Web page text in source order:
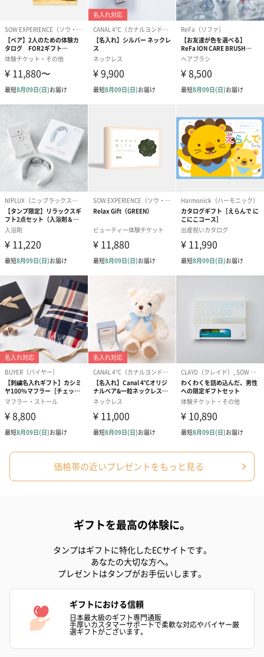
アールグレイ（HAPPY
（660円）
アールグレイティー
（660円）
フルーツティ
円）
スイーツ
スイーツを同梱してお届けいたします。ギフトへの＋αにおすすめ
です。
ゼリーバウム カット
（レモン＆紅茶）（432
円）
麦わらパンダバウム
（バナナ味）（540円）
3層デザート
ェ〜国産フル
り〜 3号（864
スキンケアグッズ
スキンケアグッズを同梱してお届けします。
ハンドクリーム3本セッ
ト【ありがとう】
（1,100円）
シャワージェル＆ハン
ドクリーム（ピンクグ
レープフルーツ）
シャワージェ
ドクリーム（
ッシュローズ
リラックスグッズを同梱してお届けします。
価格帯の近いプレゼントをもっと見る
ギフトを最高の体験に。
タンプはギフトに特化したECサイトです。
あなたの大切な方へ。
プレゼントはタンプがお手伝いします。
ギフトにおける信頼
日本最大級のギフト専門通販
手厚いカスタマーサポートで柔軟な対応やバイヤー厳
選ギフトがございます。